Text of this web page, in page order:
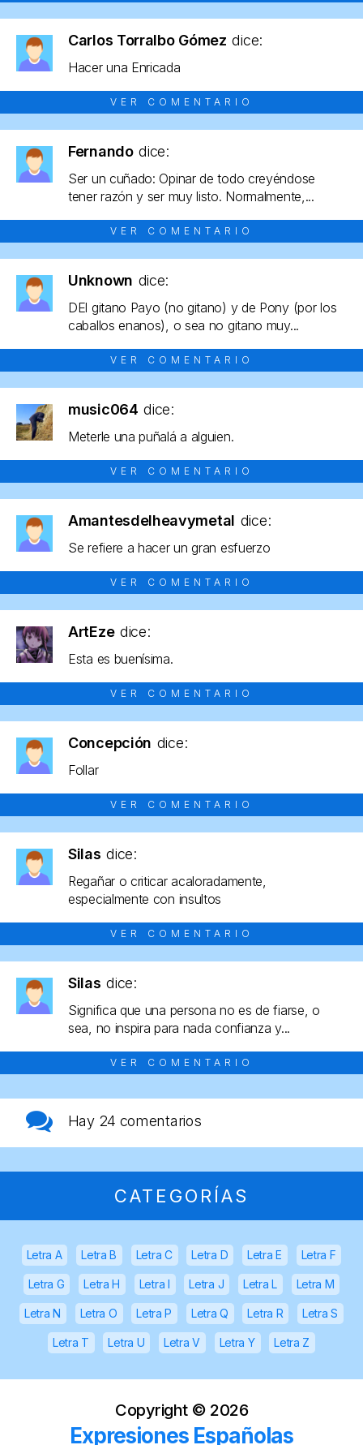
Carlos Torralbo Gómez dice:
Hacer una Enricada
VER COMENTARIO
Fernando dice:
Ser un cuñado: Opinar de todo creyéndose
tener razón y ser muy listo. Normalmente,...
VER COMENTARIO
Unknown dice:
DEl gitano Payo (no gitano) y de Pony (por los
caballos enanos), o sea no gitano muy...
VER COMENTARIO
music064 dice:
Meterle una puñalá a alguien.
VER COMENTARIO
Amantesdelheavymetal dice:
Se refiere a hacer un gran esfuerzo
VER COMENTARIO
ArtEze dice:
Esta es buenísima.
VER COMENTARIO
Concepción dice:
Follar
VER COMENTARIO
Silas dice:
Regañar o criticar acaloradamente,
especialmente con insultos
VER COMENTARIO
Silas dice:
Significa que una persona no es de fiarse, o
sea, no inspira para nada confianza y...
VER COMENTARIO
Hay 24 comentarios
CATEGORÍAS
Letra A Letra B Letra C Letra D Letra E Letra F
Letra G Letra H Letra I Letra J Letra L Letra M
Letra N Letra O Letra P Letra Q Letra R Letra S
Letra T Letra U Letra V Letra Y Letra Z
Copyright © 2026
Expresiones Españolas